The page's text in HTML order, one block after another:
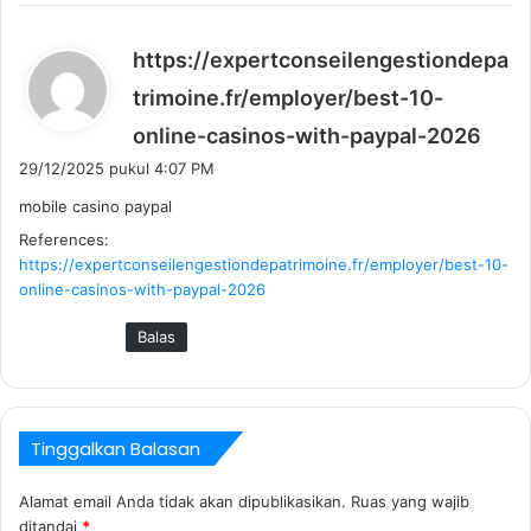
https://expertconseilengestiondepa
trimoine.fr/employer/best-10-
online-casinos-with-paypal-2026
t
29/12/2025 pukul 4:07 PM
mobile casino paypal
References:
https://expertconseilengestiondepatrimoine.fr/employer/best-10-
online-casinos-with-paypal-2026
Balas
Tinggalkan Balasan
Alamat email Anda tidak akan dipublikasikan. Ruas yang wajib
ditandai *